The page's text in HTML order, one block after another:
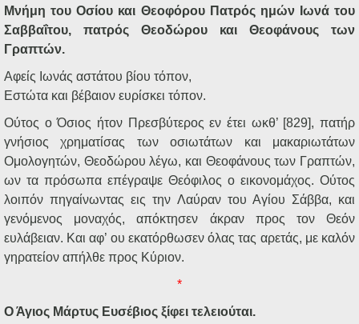
Μνήμη του Οσίου και Θεοφόρου Πατρός ημών Ιωνά του
Σαββαΐτου, πατρός Θεοδώρου και Θεοφάνους των
Γραπτών.
Αφείς Ιωνάς αστάτου βίου τόπον,
Εστώτα και βέβαιον ευρίσκει τόπον.
Ούτος ο Όσιος ήτον Πρεσβύτερος εν έτει ωκθ’ [829], πατήρ
γνήσιος χρηματίσας των οσιωτάτων και μακαριωτάτων
Ομολογητών, Θεοδώρου λέγω, και Θεοφάνους των Γραπτών,
ων τα πρόσωπα επέγραψε Θεόφιλος ο εικονομάχος. Ούτος
λοιπόν πηγαίνωντας εις την Λαύραν του Αγίου Σάββα, και
γενόμενος μοναχός, απόκτησεν άκραν προς τον Θεόν
ευλάβειαν. Και αφ’ ου εκατόρθωσεν όλας τας αρετάς, με καλόν
γηρατείον απήλθε προς Κύριον.
*
Ο Άγιος Μάρτυς Ευσέβιος ξίφει τελειούται.